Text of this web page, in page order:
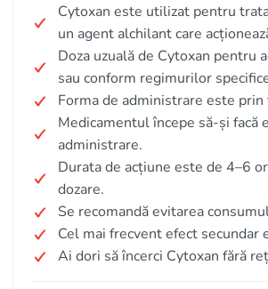
Cytoxan este utilizat pentru
un agent alchilant care
Doza uzuală de Cytoxan pentru
sau conform regimurilor
Forma de administrare este
Medicamentul începe să-și
administrare.
Durata de acțiune este de 4–6
dozare.
Se recomandă evitarea
Cel mai frecvent efect secundar
Ai dori să încerci Cytoxan fără